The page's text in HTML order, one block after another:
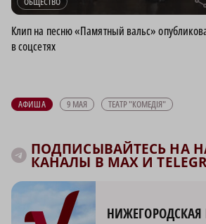
Клип на песню «Памятный вальс»
в соцсетях
АФИША 9 МАЯ ТЕАТР "КОМЕДIЯ"
ПОДПИСЫВАЙТЕСЬ НА
КАНАЛЫ В MAX И
НИЖЕГОРОДСКАЯ